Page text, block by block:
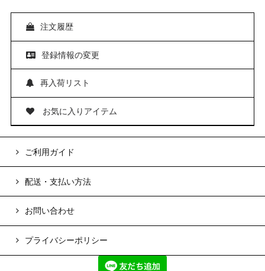
注文履歴
登録情報の変更
再入荷リスト
お気に入りアイテム
ご利用ガイド
配送・支払い方法
お問い合わせ
プライバシーポリシー